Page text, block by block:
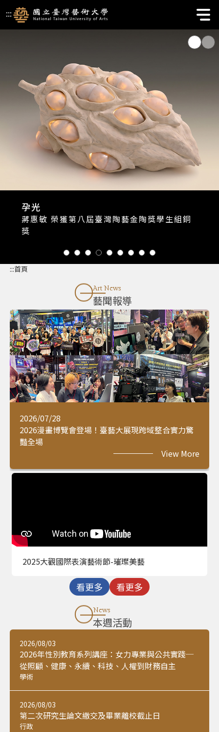
國立臺灣藝術大學校首頁 | 首頁
:::
孕光
蔣惠敏 榮獲第八屆臺灣陶藝金陶獎學生組銅
獎
:::首頁
Art News
藝聞報導
2026/07/28
2026漫畫博覽會登場！臺藝大展現跨域整合實力驚
豔全場
View More
2025大觀國際表演藝術節-璀璨美藝
看更多 看更多
News
本週活動
2026/08/03
2026年性別教育系列講座：女力專業與公共實踐─
從照顧、健康、永續、科技、人權到財務自主
學術
2026/08/03
第二次研究生論文繳交及畢業離校截止日
行政